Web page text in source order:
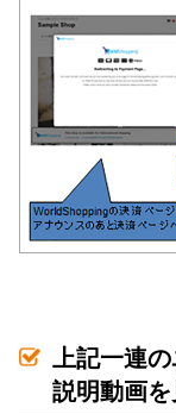
上記一連
説明動画を